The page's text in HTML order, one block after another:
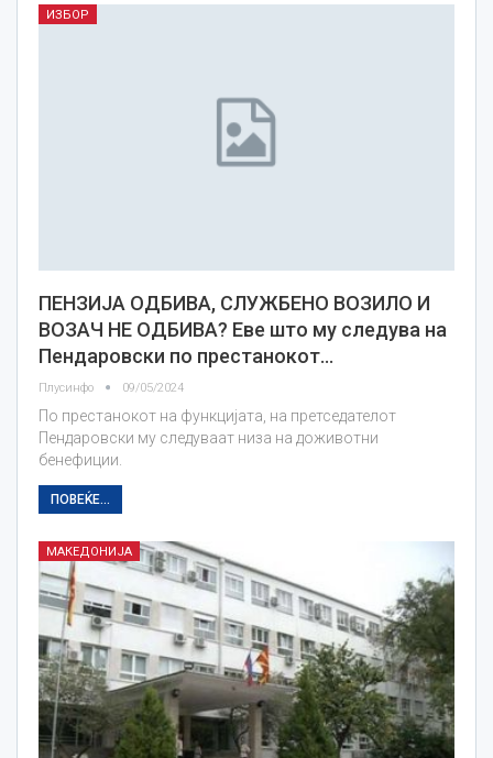
ИЗБОР
ПЕНЗИЈА ОДБИВА, СЛУЖБЕНО ВОЗИЛО И
ВОЗАЧ НЕ ОДБИВА? Еве што му следува на
Пендаровски по престанокот…
Плусинфо 09/05/2024
По престанокот на функцијата, на претседателот
Пендаровски му следуваат низа на доживотни
бенефиции.
ПОВЕЌЕ...
МАКЕДОНИЈА